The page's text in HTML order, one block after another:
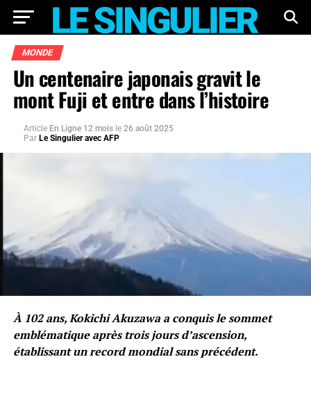
MONDE
Un centenaire japonais gravit le
mont Fuji et entre dans l’histoire
Article En Ligne 12 mois le 26 août 2025
Par Le Singulier avec AFP
À 102 ans, Kokichi Akuzawa a conquis le sommet
emblématique après trois jours d’ascension,
établissant un record mondial sans précédent.